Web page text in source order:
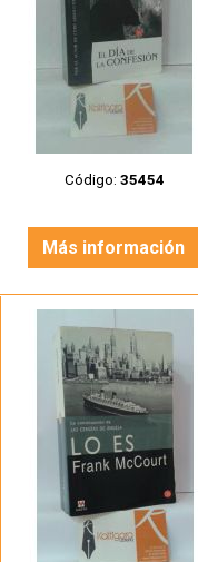
Código: 35454
Más información